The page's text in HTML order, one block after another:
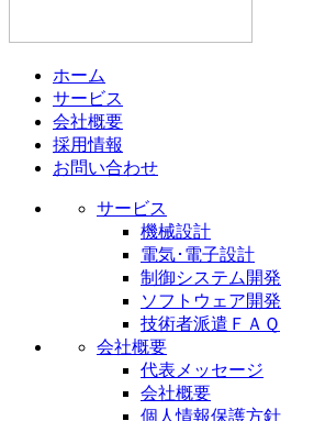
ホーム
サービス
会社概要
採用情報
お問い合わせ
サービス
機械設計
電気･電子設計
制御システム開発
ソフトウェア開発
技術者派遣ＦＡＱ
会社概要
代表メッセージ
会社概要
個人情報保護方針